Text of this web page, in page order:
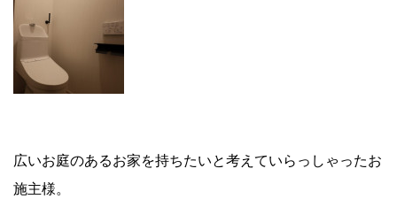
広いお庭のあるお家を持ちたいと考えていらっしゃったお
施主様。